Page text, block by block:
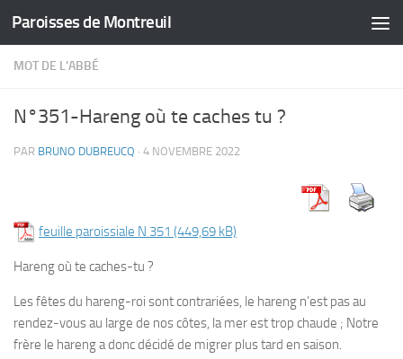
Skip to content
Paroisses de Montreuil
MOT DE L'ABBÉ
N°351-Hareng où te caches tu ?
PAR BRUNO DUBREUCQ · 4 NOVEMBRE 2022
feuille paroissiale N 351
Hareng où te caches-tu ?
Les fêtes du hareng-roi sont contrariées, le hareng n’est pas au
rendez-vous au large de nos côtes, la mer est trop chaude ; Notre
frère le hareng a donc décidé de migrer plus tard en saison.